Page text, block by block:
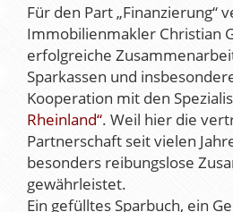
Für den Part „Finanzierung“
Immobilienmakler Christian
erfolgreiche
Sparkassen und
Kooperation mit den
Rheinland“. Weil hier die
Partnerschaft seit vielen
besonders reibungslose
gewährleistet.
Ein gefülltes Sparbuch, ein